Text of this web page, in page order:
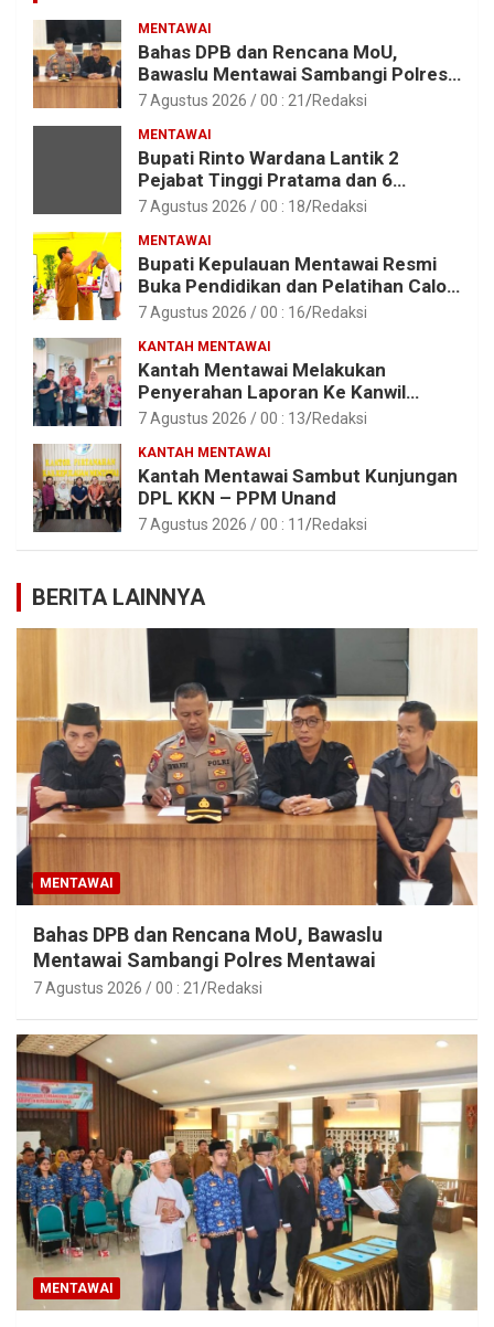
MENTAWAI
Bahas DPB dan Rencana MoU,
Bawaslu Mentawai Sambangi Polres
Mentawai
7 Agustus 2026 / 00 : 21 Redaksi
MENTAWAI
Bupati Rinto Wardana Lantik 2
Pejabat Tinggi Pratama dan 6
Pejabat Fungsional di Lingkungan
7 Agustus 2026 / 00 : 18 Redaksi
MENTAWAI
Bupati Kepulauan Mentawai Resmi
Buka Pendidikan dan Pelatihan Calon
Paskibraka Tahun 2026
7 Agustus 2026 / 00 : 16 Redaksi
KANTAH MENTAWAI
Kantah Mentawai Melakukan
Penyerahan Laporan Ke Kanwil
Kemen ATR/BPN RI Sumbar
7 Agustus 2026 / 00 : 13 Redaksi
KANTAH MENTAWAI
Kantah Mentawai Sambut Kunjungan
DPL KKN – PPM Unand
7 Agustus 2026 / 00 : 11 Redaksi
BERITA LAINNYA
MENTAWAI
Bahas DPB dan Rencana MoU, Bawaslu
Mentawai Sambangi Polres Mentawai
7 Agustus 2026 / 00 : 21 Redaksi
MENTAWAI